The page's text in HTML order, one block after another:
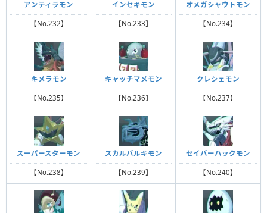
アンティラモン
【No.232】
インセキモン
【No.233】
オメガシャウトモン
【No.234】
キメラモン
【No.235】
キャッチマメモン
【No.236】
クレシェモン
【No.237】
スーパースターモン
【No.238】
スカルバルキモン
【No.239】
セイバーハックモン
【No.240】